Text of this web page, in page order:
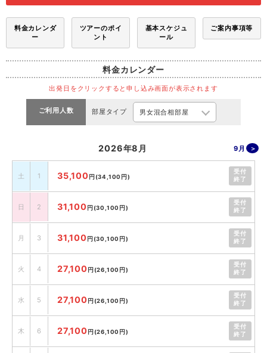
料金カレンダ
ー
ツアーのポイ
ント
基本スケジュ
ール
ご案内事項等
料金カレンダー
出発日をクリックすると申し込み画面が表示されます
ご利用人数 部屋タイプ
2026年8月 9月
土 1 35,100 円 (34,100円)
受付
終了
日 2 31,100 円 (30,100円)
受付
終了
月 3 31,100 円 (30,100円)
受付
終了
火 4 27,100 円 (26,100円)
受付
終了
水 5 27,100 円 (26,100円)
受付
終了
木 6 27,100 円 (26,100円)
受付
終了